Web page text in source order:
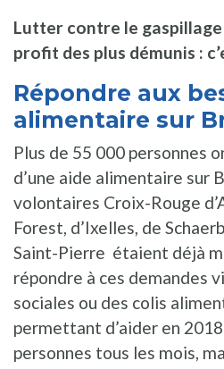
Lutter contre le
profit des plus démunis :
Répondre aux
alimentaire sur
Plus de 55 000 personnes
d’une aide alimentaire sur
volontaires Croix-Rouge
Forest, d’Ixelles, de
Saint-Pierre étaient déjà
répondre à ces demandes
sociales ou des colis
permettant d’aider en
personnes tous les mois,